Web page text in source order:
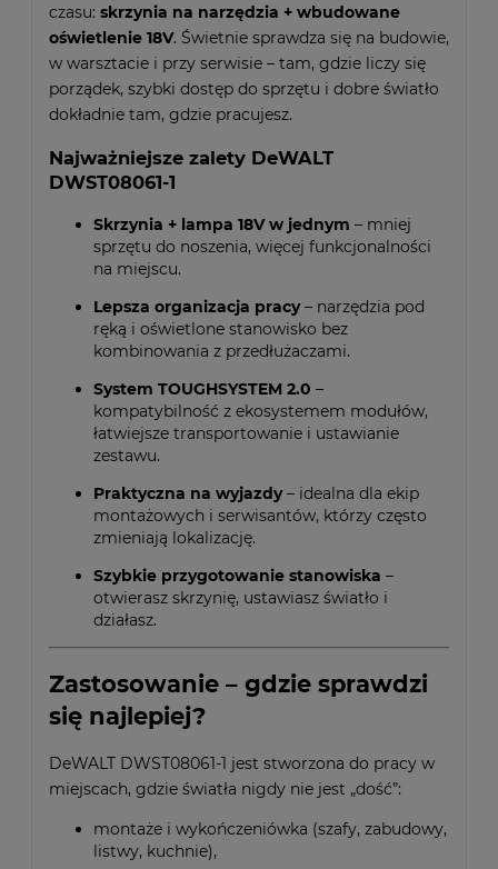
czasu: skrzynia na narzędzia + wbudowane
oświetlenie 18V. Świetnie sprawdza się na budowie,
w warsztacie i przy serwisie – tam, gdzie liczy się
porządek, szybki dostęp do sprzętu i dobre światło
dokładnie tam, gdzie pracujesz.
Najważniejsze zalety DeWALT
DWST08061-1
Skrzynia + lampa 18V w jednym – mniej
sprzętu do noszenia, więcej funkcjonalności
na miejscu.
Lepsza organizacja pracy– narzędzia pod
ręką i oświetlone stanowisko bez
kombinowania z przedłużaczami.
System TOUGHSYSTEM 2.0 –
kompatybilność z ekosystemem modułów,
łatwiejsze transportowanie i ustawianie
zestawu.
Praktyczna na wyjazdy– idealna dla ekip
montażowych i serwisantów, którzy często
zmieniają lokalizację.
Szybkie przygotowanie stanowiska –
otwierasz skrzynię, ustawiasz światło i
działasz.
Zastosowanie – gdzie sprawdzi
się najlepiej?
DeWALT DWST08061-1 jest stworzona do pracy w
miejscach, gdzie światła nigdy nie jest „dość”:
montaże i wykończeniówka (szafy, zabudowy,
listwy, kuchnie),